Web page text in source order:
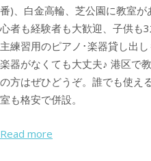
番)、白金高輪、芝公園に教室が
心者も経験者も大歓迎、子供も
主練習用のピアノ･楽器貸し出し
楽器がなくても大丈夫♪ 港区で
の方はぜひどうぞ。誰でも使え
室も格安で併設。
Read more